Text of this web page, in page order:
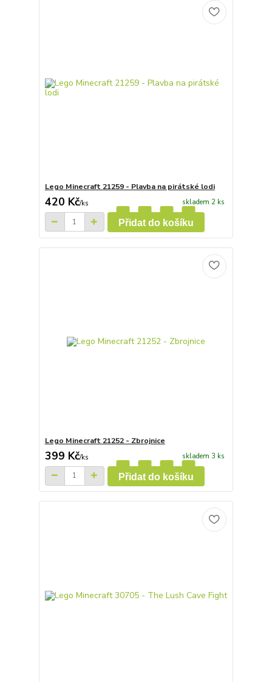
Lego Minecraft 21259 - Plavba na pirátské lodi
420 Kč/ks skladem 2 ks
Přidat do košíku
Lego Minecraft 21252 - Zbrojnice
399 Kč/ks skladem 3 ks
Přidat do košíku